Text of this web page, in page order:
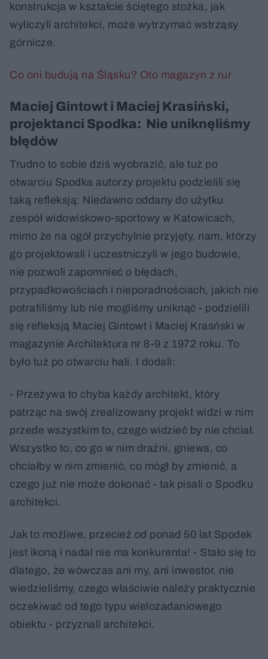
konstrukcja w kształcie ściętego stożka, jak
wyliczyli architekci, może wytrzymać wstrząsy
górnicze.
Co oni budują na Śląsku? Oto magazyn z rur
Maciej Gintowt i Maciej Krasiński,
projektanci Spodka: Nie uniknęliśmy
błędów
Trudno to sobie dziś wyobrazić, ale tuż po
otwarciu Spodka autorzy projektu podzielili się
taką refleksją: Niedawno oddany do użytku
zespół widowiskowo-sportowy w Katowicach,
mimo że na ogół przychylnie przyjęty, nam, którzy
go projektowali i uczestniczyli w jego budowie,
nie pozwoli zapomnieć o błędach,
przypadkowościach i nieporadnościach, jakich nie
potrafiliśmy lub nie mogliśmy uniknąć - podzielili
się refleksją Maciej Gintowt i Maciej Krasński w
magazynie Architektura nr 8-9 z 1972 roku. To
było tuż po otwarciu hali. I dodali:
- Przeżywa to chyba każdy architekt, który
patrząc na swój zrealizowany projekt widzi w nim
przede wszystkim to, czego widzieć by nie chciał.
Wszystko to, co go w nim drażni, gniewa, co
chciałby w nim zmienić, co mógł by zmienić, a
czego już nie może dokonać - tak pisali o Spodku
architekci.
Jak to możliwe, przecież od ponad 50 lat Spodek
jest ikoną i nadal nie ma konkurenta! - Stało się to
dlatego, że wówczas ani my, ani inwestor, nie
wiedzieliśmy, czego właściwie należy praktycznie
oczekiwać od tego typu wielozadaniowego
obiektu - przyznali architekci.